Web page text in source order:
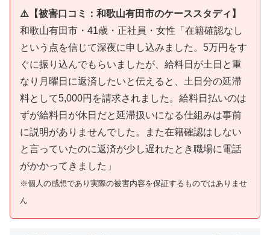
⚠️【被害口コミ：和歌山有田市のケーススタディ】
和歌山有田市・41歳・正社員・女性「在籍確認なし
という点を信じて深夜に申し込みました。5万円をす
ぐに振り込んでもらいましたが、給料日が土日と重
なり月曜日に返済したいと伝えると、土日分の延滞
料として5,000円を請求されました。給料日払いのは
ずが給料日が休日だと延滞扱いになる仕組みは事前
に説明がありませんでした。また在籍確認はしない
と言っていたのに返済が少し遅れたとき職場に電話
がかかってきました」
※個人の感想であり実際の被害内容を保証するものではありませ
ん